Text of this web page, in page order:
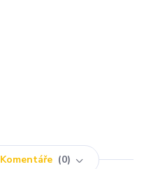
Komentáře 0